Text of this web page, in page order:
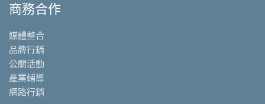
商務合作
媒體整合
品牌行銷
公關活動
產業輔導
網路行銷